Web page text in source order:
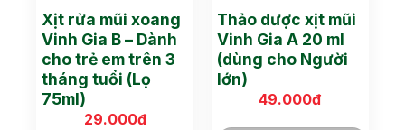
Xịt rửa mũi xoang
Vinh Gia B – Dành
cho trẻ em trên 3
tháng tuổi (Lọ
75ml)
29.000đ
Thảo dược xịt mũi
Vinh Gia A 20 ml
(dùng cho Người
lớn)
49.000đ